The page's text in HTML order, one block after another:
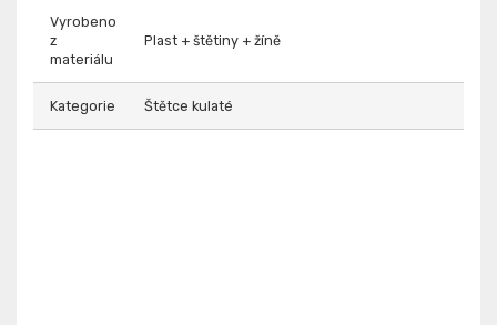
Vyrobeno
z
materiálu
Plast + štětiny + žíně
Kategorie Štětce kulaté